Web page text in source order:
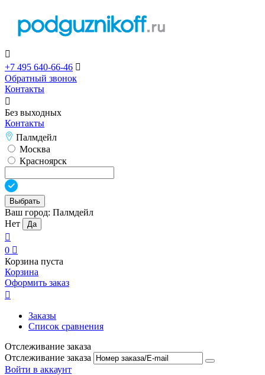

+7 495 640-66-46 
Обратный звонок
Контакты

Без выходных
Контакты
Палмдейл
Москва
Красноярск
Выбрать
Ваш город: Палмдейл
Нет
Да

0 
Корзина пуста
Корзина
Оформить заказ

Заказы
Список сравнения
Отслеживание заказа
Отслеживание заказа
Войти в аккаунт